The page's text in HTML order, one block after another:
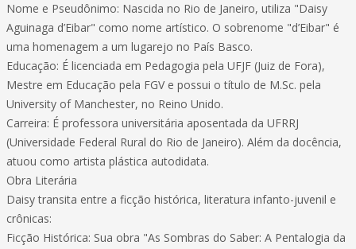
Nome e Pseudônimo: Nascida no Rio de Janeiro, utiliza "Daisy
Aguinaga d’Eibar" como nome artístico. O sobrenome "d’Eibar" é
uma homenagem a um lugarejo no País Basco.
Educação: É licenciada em Pedagogia pela UFJF (Juiz de Fora),
Mestre em Educação pela FGV e possui o título de M.Sc. pela
University of Manchester, no Reino Unido.
Carreira: É professora universitária aposentada da UFRRJ
(Universidade Federal Rural do Rio de Janeiro). Além da docência,
atuou como artista plástica autodidata.
Obra Literária
Daisy transita entre a ficção histórica, literatura infanto-juvenil e
crônicas:
Ficção Histórica: Sua obra "As Sombras do Saber: A Pentalogia da